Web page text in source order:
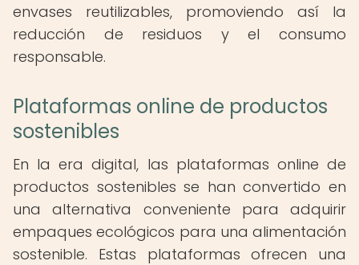
envases reutilizables, promoviendo así la
reducción de residuos y el consumo
responsable.
Plataformas online de productos
sostenibles
En la era digital, las plataformas online de
productos sostenibles se han convertido en
una alternativa conveniente para adquirir
empaques ecológicos para una alimentación
sostenible. Estas plataformas ofrecen una